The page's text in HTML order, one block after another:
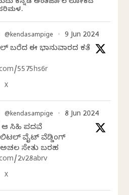
ಕನ್ನಡ ಅಂತರ್ಜಾಲ ಲೋಕದ
@kendasampige · 9 Jun 2024
ಬರೆದ ಈ ಭಾನುವಾರದ ಕತೆ
5575hs6r
X
@kendasampige · 8 Jun 2024
ಸಿಹಿ ಪದವೆ
ವೈಟ್ ವೆಡ್ಡಿಂಗ್
ಅಚಲ ಸೇತು ಬರಹ
2v28abrv
X